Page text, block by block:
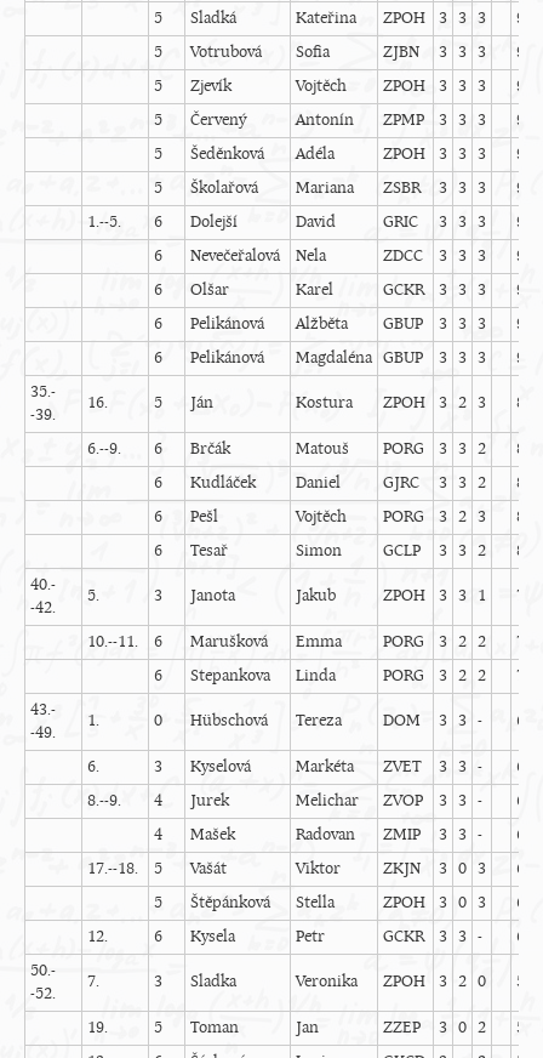
5
Sladká Kateřina ZPOH 3 3 3
9
5
Votrubová Sofia ZJBN 3 3 3
9
5
Zjevík Vojtěch ZPOH 3 3 3
9
5
Červený Antonín ZPMP 3 3 3
9
5
Šeděnková Adéla ZPOH 3 3 3
9
5
Školařová Mariana ZSBR 3 3 3
9
1.--5.
6 Dolejší David GRIC 3 3 3
9
6
Nevečeřalová Nela ZDCC 3 3 3
9
6
Olšar Karel GCKR 3 3 3
9
6
Pelikánová Alžběta GBUP 3 3 3
9
6
Pelikánová Magdaléna GBUP 3 3 3
9
35.-
-39.
16. 5 Ján Kostura ZPOH 3 2 3 8
6.--9. 6 Brčák Matouš PORG 3 3 2
8
6
Kudláček Daniel GJRC 3 3 2
8
6
Pešl Vojtěch PORG 3 2 3
8
6
Tesař Simon GCLP 3 3 2
8
40.-
-42.
5. 3 Janota Jakub ZPOH 3 3 1 7
10.--11. 6 Marušková Emma PORG 3 2 2
7
6
Stepankova Linda PORG 3 2 2
7
43.-
-49.
1. 0 Hübschová Tereza DOM 3 3 - 6
6. 3 Kyselová Markéta ZVET 3 3 -
6
8.--9.
4 Jurek Melichar ZVOP 3 3 -
6
4
Mašek Radovan ZMIP 3 3 -
6
17.--18.
5 Vašát Viktor ZKJN 3 0 3
6
5
Štěpánková Stella ZPOH 3 0 3
6
12.
6 Kysela Petr GCKR 3 3 -
6
50.-
-52.
7. 3 Sladka Veronika ZPOH 3 2 0 5
19. 5 Toman Jan ZZEP 3 0 2
5